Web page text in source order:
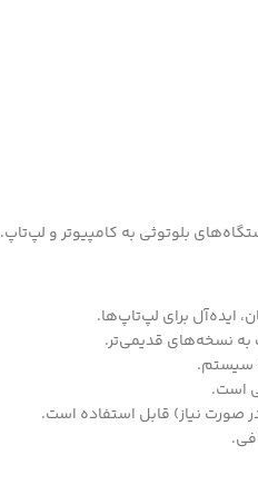
بلوتوثی به کامپیوتر و لپ‌تاپ.
ایده‌آل برای لپ‌تاپ‌ها.
به نسخه‌های قدیمی‌تر.
سیستم.
است.